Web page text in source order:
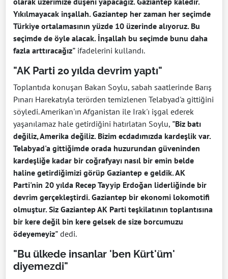
Yıkılmayacak inşallah. Gaziantep her zaman her seçimde
Türkiye ortalamasının yüzde 10 üzerinde alıyoruz. Bu
seçimde de öyle alacak. İnşallah bu seçimde bunu daha
fazla arttıracağız" ifadelerini kullandı.
"AK Parti 20 yılda devrim yaptı"
Toplantıda konuşan Bakan Soylu, sabah saatlerinde Barış
Pınarı Harekatıyla terörden temizlenen Telabyad'a gittiğini
söyledi. Amerikan'ın Afganistan ile Irak'ı işgal ederek
yaşanılamaz hale getirdiğini hatırlatan Soylu, "Biz batı
değiliz, Amerika değiliz. Bizim ecdadımızda kardeşlik var.
Telabyad'a gittiğimde orada huzurundan güveninden
kardeşliğe kadar bir coğrafyayı nasıl bir emin belde
haline getirdiğimizi görüp Gaziantep e geldik. AK
Parti'nin 20 yılda Recep Tayyip Erdoğan liderliğinde bir
devrim gerçekleştirdi. Gaziantep bir ekonomi lokomotifi
olmuştur. Siz Gaziantep AK Parti teşkilatının toplantısına
bir kere değil bin kere gelsek de size borcumuzu
ödeyemeyiz" dedi.
"Bu ülkede insanlar 'ben Kürt'üm'
diyemezdi"